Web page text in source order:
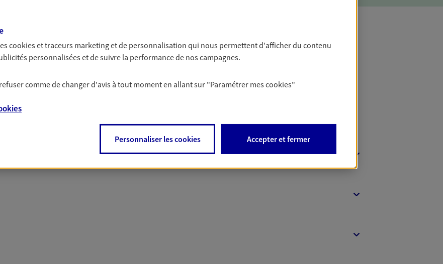
AXA Épargne et Protection
cookies et traceurs marketing et de personnalisation qui nous permettent d'afficher du contenu
personnalisées et de suivre la performance de nos campagnes.
comme de changer d'avis à tout moment en allant sur"Paramétrer mescookies"
Personnaliser les cookies Accepter et fermer